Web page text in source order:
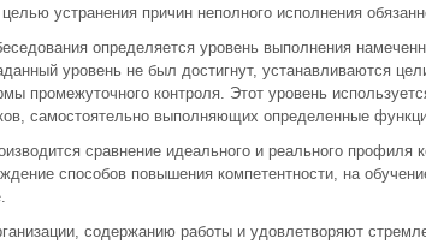
устранения причин неполного исполнения
определяется уровень выполнения
уровень не был достигнут, устанавливаются
промежуточного контроля. Этот уровень
самостоятельно выполняющих определенные
сравнение идеального и реального профиля
способов повышения компетентности, на
содержанию работы и удовлетворяют